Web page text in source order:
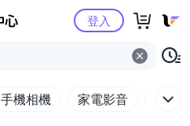
Yahoo購物中心
登入
手機相機 家電影音 電腦